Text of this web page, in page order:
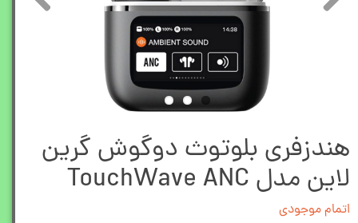
هندزفری بلوتوث دوگوش گرین
لاین مدل TouchWave ANC
اتمام موجودی